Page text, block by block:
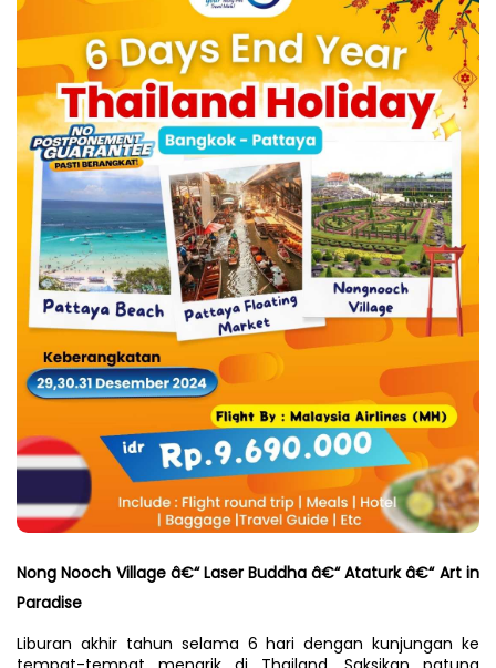
Nong Nooch Village â€“ Laser Buddha â€“ Ataturk â€“ Art in
Paradise
Liburan akhir tahun selama 6 hari dengan kunjungan ke